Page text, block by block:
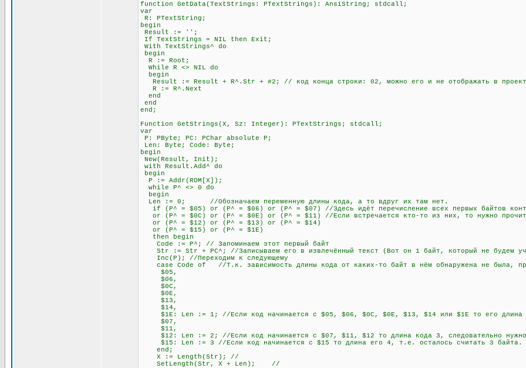
function GetData(TextStrings: PTextStrings): AnsiString; stdcall;
var
R: PTextString;
begin
Result := '';
If TextStrings = NIL then Exit;
With TextStrings^ do
begin
R := Root;
While R <> NIL do
begin
Result := Result + R^.Str + #2; // код конца строки: 02, можно его и не отображать в
R := R^.Next
end
end
end;
Function GetStrings(X, Sz: Integer): PTextStrings; stdcall;
var
P: PByte; PC: PChar absolute P;
Len: Byte; Code: Byte;
begin
New(Result, Init);
with Result.Add^ do
begin
P := Addr(ROM[X]);
while P^ <> 0 do
begin
Len := 0; //Обозначаем переменную длины кода, а то вдруг их там нет.
if (P^ = $05) or (P^ = $06) or (P^ = $07) //Здесь идёт перечисление всех первых байтов
or (P^ = $0C) or (P^ = $0E) or (P^ = $11) //Если встречается кто-то из них, то нужно
or (P^ = $12) or (P^ = $13) or (P^ = $14)
or (P^ = $15) or (P^ = $1E)
then begin
Code := P^; // Запоминаем этот первый байт
Str := Str + PC^; //Записываем его в извлечённый текст (Вот он 1 байт, который не будем
Inc(P); //Переходим к следующему
case Code of //Т.к. зависимость длины кода от каких-то байт в нём обнаружена не была,
$05,
$06,
$0C,
$0E,
$13,
$14,
$1E: Len := 1; //Если код начинается с $05, $06, $0C, $0E, $13, $14 или $1E то его длина 2
$07,
$11,
$12: Len := 2; //Если код начинается с $07, $11, $12 то длина кода 3, следовательно нужно
$15: Len := 3 //Если код начинается с $15 то длина его 4, т.е. осталось считать 3 байта.
end;
X := Length(Str); //
SetLength(Str, X + Len); //